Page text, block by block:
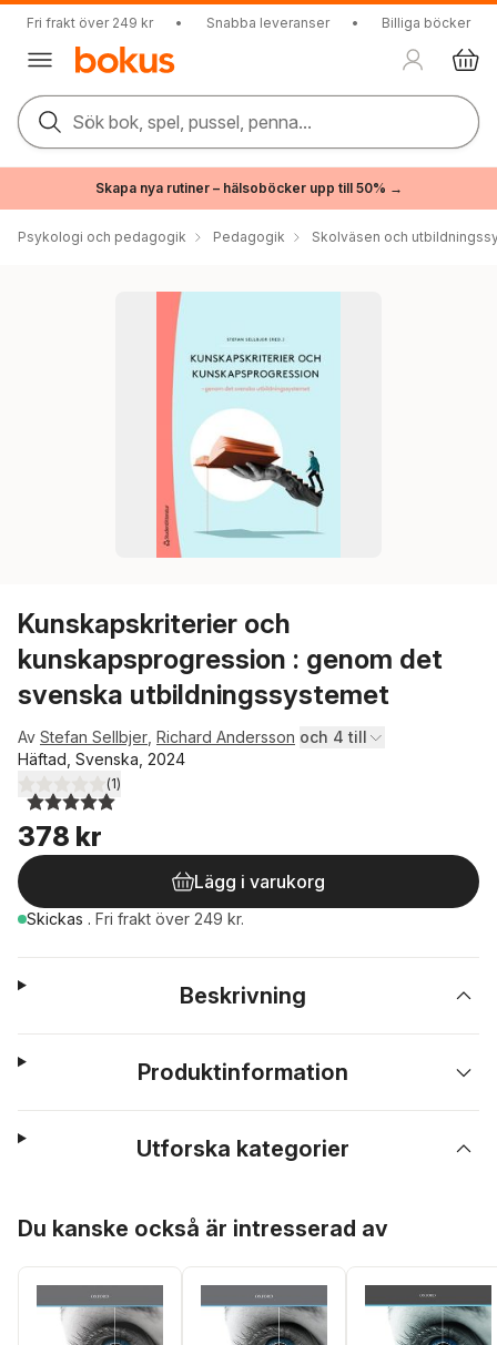
Fri frakt över 249 kr • Snabba leveranser • Billiga böcker
Sök bok, spel, pussel, penna...
Skapa nya rutiner – hälsoböcker upp till 50% →
Psykologi och pedagogik Pedagogik Skolväsen och
Kunskapskriterier och
kunskapsprogression : genom det
svenska utbildningssystemet
Av Stefan Sellbjer Richard Andersson och 4 till
Häftad, Svenska, 2024
5,0utav 5 stjärnor. Totalt antal röster:
(1)
378 kr
Lägg i varukorg
Skickas . Fri frakt över 249 kr.
Beskrivning
Produktinformation
Utforska kategorier
Du kanske också är intresserad av